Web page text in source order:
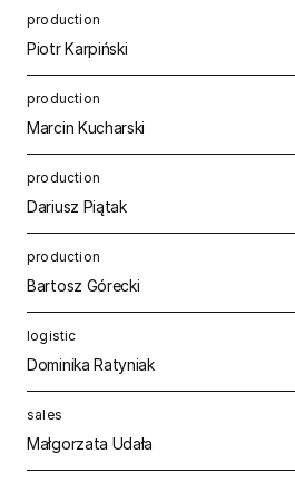
production
Piotr Karpiński
production
Marcin Kucharski
production
Dariusz Piątak
production
Bartosz Górecki
logistic
Dominika Ratyniak
sales
Małgorzata Udała